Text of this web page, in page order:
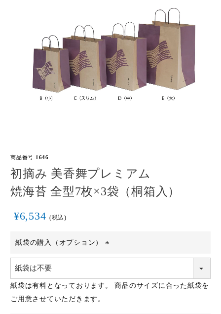
商品番号 1646
初摘み 美香舞プレミアム
焼海苔 全型7枚×3袋（桐箱入）
¥6,534 税込
紙袋の購入（オプション）
(必
紙袋は有料となっております。 商品のサイズに合った紙袋を
ご用意させていただきます。